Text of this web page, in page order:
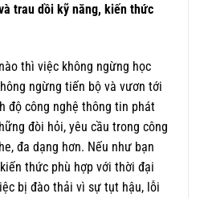
trau dồi kỹ năng, kiến thức
thì việc không ngừng học
ngừng tiến bộ và vươn tới
độ công nghệ thông tin phát
đòi hỏi, yêu cầu trong công
đa dạng hơn. Nếu như bạn
thức phù hợp với thời đại
bị đào thải vì sự tụt hậu, lỗi